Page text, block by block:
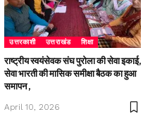
उत्तरकाशी उत्तराखंड शिक्षा
राष्ट्रीय स्वयंसेवक संघ पुरोला की सेवा इकाई,
सेवा भारती की मासिक समीक्षा बैठक का हुआ
समापन ,
April 10, 2026